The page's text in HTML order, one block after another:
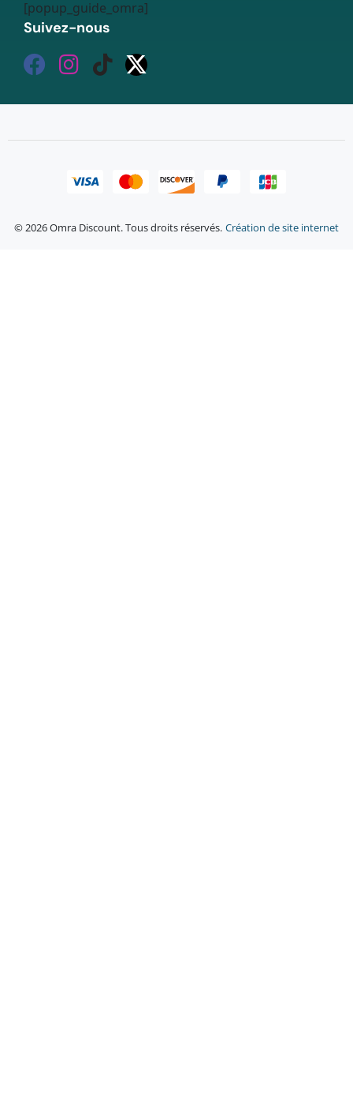
[popup_guide_omra]
Suivez-nous
© 2026 Omra Discount. Tous droits réservés. Création de site internet